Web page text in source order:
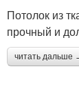
Потолок из
прочный и
читать дальше